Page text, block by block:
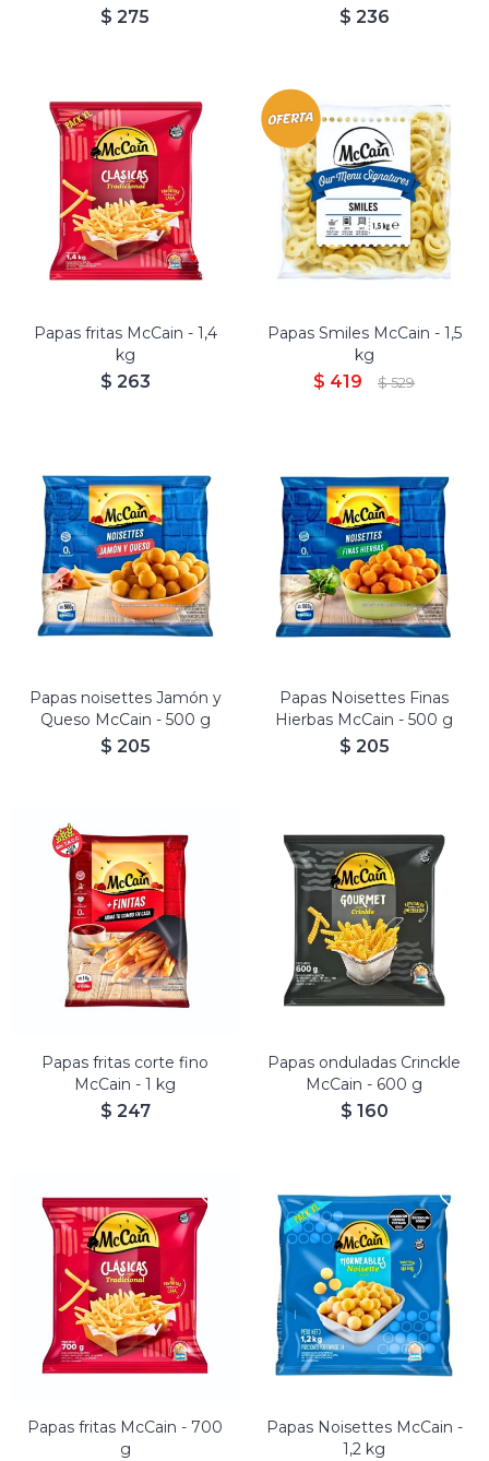
$ 275 $ 236
Papas fritas McCain - 1,4
kg
$ 263
Papas Smiles McCain - 1,5
kg
$ 419 $ 529
Papas noisettes Jamón y
Queso McCain - 500 g
$ 205
Papas Noisettes Finas
Hierbas McCain - 500 g
$ 205
Papas fritas corte fino
McCain - 1 kg
$ 247
Papas onduladas Crinckle
McCain - 600 g
$ 160
Papas fritas McCain - 700
g
Papas Noisettes McCain -
1,2 kg